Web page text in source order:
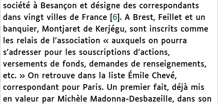
société à Besançon et désigne des correspondants
dans vingt villes de France
6 . A Brest, Feillet et un
banquier, Montjaret de Kerjégu, sont inscrits comme
les relais de l’association « auxquels on pourra
s’adresser pour les souscriptions d’actions,
versements de fonds, demandes de renseignements,
etc. » On retrouve dans la liste Émile Chevé,
correspondant pour Paris. Un premier fait, déjà mis
en valeur par Michèle Madonna-Desbazeille, dans son